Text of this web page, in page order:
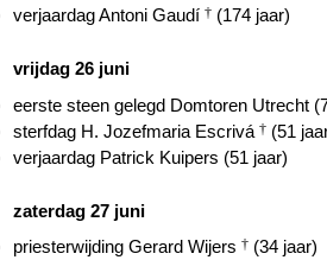
verjaardag Antoni Gaudí † (174 jaar)
vrijdag 26 juni
eerste steen gelegd Domtoren Utrecht
sterfdag H. Jozefmaria Escrivá † (51
verjaardag Patrick Kuipers (51 jaar)
zaterdag 27 juni
priesterwijding Gerard Wijers † (34 jaar)